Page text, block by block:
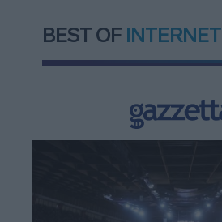
BEST OF INTERNET